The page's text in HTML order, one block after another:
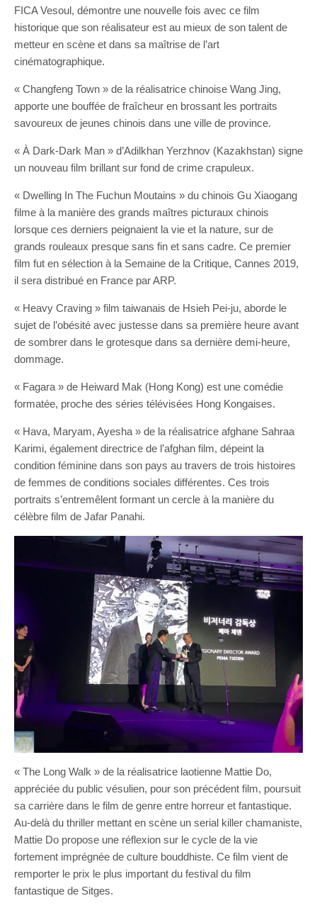
FICA Vesoul, démontre une nouvelle fois avec ce film
historique que son réalisateur est au mieux de son talent de
metteur en scène et dans sa maîtrise de l’art
cinématographique.
« Changfeng Town » de la réalisatrice chinoise Wang Jing,
apporte une bouffée de fraîcheur en brossant les portraits
savoureux de jeunes chinois dans une ville de province.
« À Dark-Dark Man » d’Adilkhan Yerzhnov (Kazakhstan) signe
un nouveau film brillant sur fond de crime crapuleux.
« Dwelling In The Fuchun Moutains » du chinois Gu Xiaogang
filme à la manière des grands maîtres picturaux chinois
lorsque ces derniers peignaient la vie et la nature, sur de
grands rouleaux presque sans fin et sans cadre. Ce premier
film fut en sélection à la Semaine de la Critique, Cannes 2019,
il sera distribué en France par ARP.
« Heavy Craving » film taiwanais de Hsieh Pei-ju, aborde le
sujet de l’obésité avec justesse dans sa première heure avant
de sombrer dans le grotesque dans sa dernière demi-heure,
dommage.
« Fagara » de Heiward Mak (Hong Kong) est une comédie
formatée, proche des séries télévisées Hong Kongaises.
« Hava, Maryam, Ayesha » de la réalisatrice afghane Sahraa
Karimi, également directrice de l’afghan film, dépeint la
condition féminine dans son pays au travers de trois histoires
de femmes de conditions sociales différentes. Ces trois
portraits s’entremêlent formant un cercle à la manière du
célèbre film de Jafar Panahi.
« The Long Walk » de la réalisatrice laotienne Mattie Do,
appréciée du public vésulien, pour son précédent film, poursuit
sa carrière dans le film de genre entre horreur et fantastique.
Au-delà du thriller mettant en scène un serial killer chamaniste,
Mattie Do propose une réflexion sur le cycle de la vie
fortement imprégnée de culture bouddhiste. Ce film vient de
remporter le prix le plus important du festival du film
fantastique de Sitges.